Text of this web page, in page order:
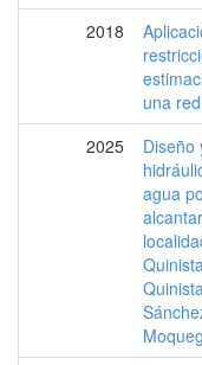
2018
una
2025
Diseño
agua